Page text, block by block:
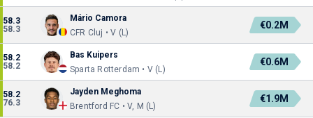
58.3
58.3
Mário Camora
CFR Cluj • V (L)
€0.2M
58.2
58.2
Bas Kuipers
Sparta Rotterdam • V (L)
€0.6M
58.2
76.3
Jayden Meghoma
Brentford FC • V, M (L)
€1.9M